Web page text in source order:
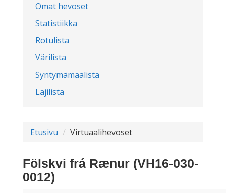
Omat hevoset
Statistiikka
Rotulista
Värilista
Syntymämaalista
Lajilista
Etusivu Virtuaalihevoset
Fölskvi frá Rænur (VH16-030-
0012)